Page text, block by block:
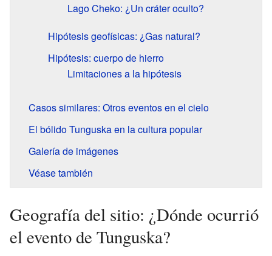
Lago Cheko: ¿Un cráter oculto?
Hipótesis geofísicas: ¿Gas natural?
Hipótesis: cuerpo de hierro
Limitaciones a la hipótesis
Casos similares: Otros eventos en el cielo
El bólido Tunguska en la cultura popular
Galería de imágenes
Véase también
Geografía del sitio: ¿Dónde ocurrió
el evento de Tunguska?